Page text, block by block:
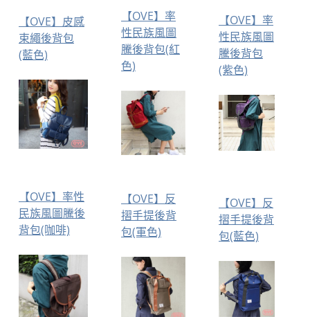
【OVE】皮感
束繩後背包
(藍色)
【OVE】率
性民族風圖
騰後背包(紅
色)
【OVE】率
性民族風圖
騰後背包
(紫色)
【OVE】率性
民族風圖騰後
背包(咖啡)
【OVE】反
摺手提後背
包(軍色)
【OVE】反
摺手提後背
包(藍色)